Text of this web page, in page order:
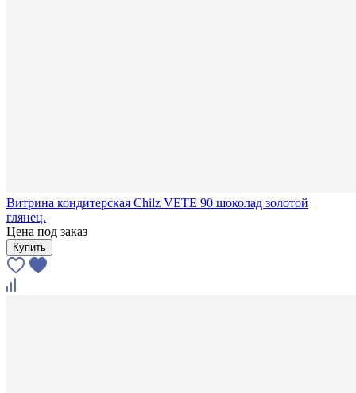
Витрина кондитерская Chilz VETE 90 шоколад золотой
глянец.
Цена под заказ
Купить